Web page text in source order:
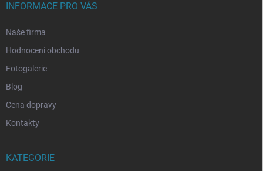
INFORMACE PRO VÁS
Naše firma
Hodnocení obchodu
Fotogalerie
Blog
Cena dopravy
Kontakty
KATEGORIE